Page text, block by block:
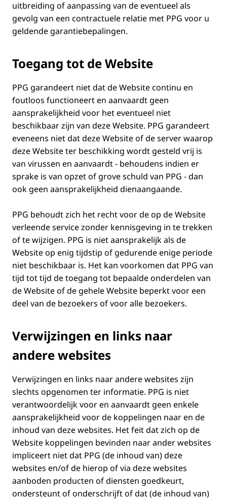
uitbreiding of aanpassing van de eventueel als
gevolg van een contractuele relatie met PPG voor u
geldende garantiebepalingen.
Toegang tot de Website
PPG garandeert niet dat de Website continu en
foutloos functioneert en aanvaardt geen
aansprakelijkheid voor het eventueel niet
beschikbaar zijn van deze Website. PPG garandeert
eveneens niet dat deze Website of de server waarop
deze Website ter beschikking wordt gesteld vrij is
van virussen en aanvaardt - behoudens indien er
sprake is van opzet of grove schuld van PPG - dan
ook geen aansprakelijkheid dienaangaande.
PPG behoudt zich het recht voor de op de Website
verleende service zonder kennisgeving in te trekken
of te wijzigen. PPG is niet aansprakelijk als de
Website op enig tijdstip of gedurende enige periode
niet beschikbaar is. Het kan voorkomen dat PPG van
tijd tot tijd de toegang tot bepaalde onderdelen van
de Website of de gehele Website beperkt voor een
deel van de bezoekers of voor alle bezoekers.
Verwijzingen en links naar
andere websites
Verwijzingen en links naar andere websites zijn
slechts opgenomen ter informatie. PPG is niet
verantwoordelijk voor en aanvaardt geen enkele
aansprakelijkheid voor de koppelingen naar en de
inhoud van deze websites. Het feit dat zich op de
Website koppelingen bevinden naar ander websites
impliceert niet dat PPG (de inhoud van) deze
websites en/of de hierop of via deze websites
aanboden producten of diensten goedkeurt,
ondersteunt of onderschrijft of dat (de inhoud van)